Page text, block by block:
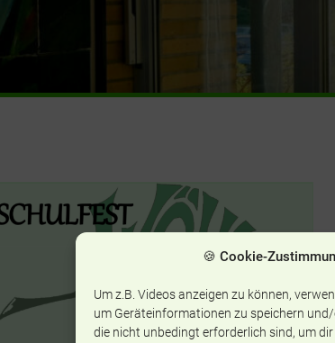
🍪 Cookie-
Um z.B. Videos anzeigen zu können,
um Geräteinformationen zu speichern
die nicht unbedingt erforderlich sind, um